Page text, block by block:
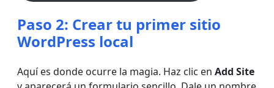
Paso 2: Crear tu primer sitio
WordPress local
Aquí es donde ocurre la magia. Haz clic en Add Site